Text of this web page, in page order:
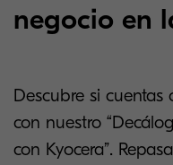
negocio en
Descubre si
con nuestro
con Kyocera”.